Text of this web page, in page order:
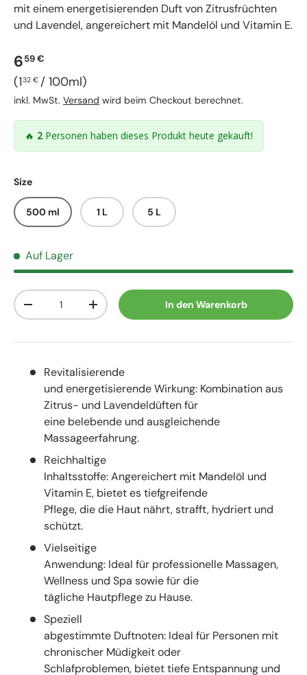
mit einem energetisierenden Duft von Zitrusfrüchten
und Lavendel, angereichert mit Mandelöl und Vitamin E.
Normaler Preis
659 €
Grundpreis
132 € / 100ml
inkl. MwSt. Versand wird beim Checkout berechnet.
🔥 2Personen haben dieses Produkt heute gekauft!
Size
500 ml 1 L 5 L
Auf Lager
Anzahl
Menge verringernMenge erhöhen In den Warenkorb
Revitalisierende
und energetisierende Wirkung: Kombination aus
Zitrus- und Lavendeldüften für
eine belebende und ausgleichende
Massageerfahrung.
Reichhaltige
Inhaltsstoffe: Angereichert mit Mandelöl und
Vitamin E, bietet es tiefgreifende
Pflege, die die Haut nährt, strafft, hydriert und
schützt.
Vielseitige
Anwendung: Ideal für professionelle Massagen,
Wellness und Spa sowie für die
tägliche Hautpflege zu Hause.
Speziell
abgestimmte Duftnoten: Ideal für Personen mit
chronischer Müdigkeit oder
Schlafproblemen, bietet tiefe Entspannung und